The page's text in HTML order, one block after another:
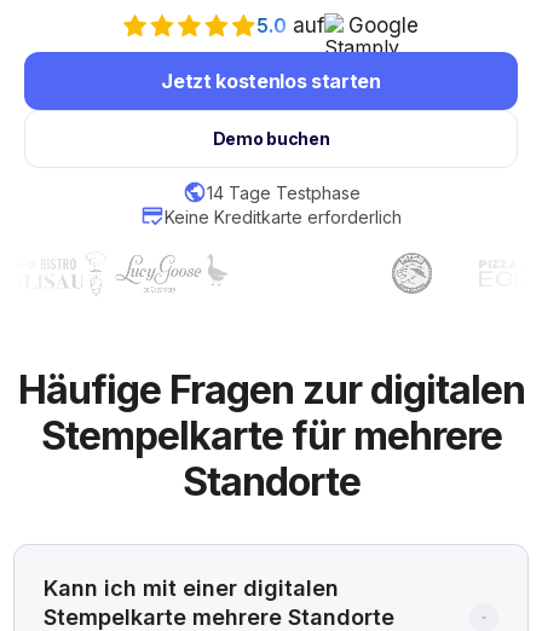
5.0 auf Google
Jetzt kostenlos starten
Demo buchen
14 Tage Testphase
Keine Kreditkarte erforderlich
Häufige Fragen zur digitalen
Stempelkarte für mehrere
Standorte
Kann ich mit einer digitalen
Stempelkarte mehrere Standorte